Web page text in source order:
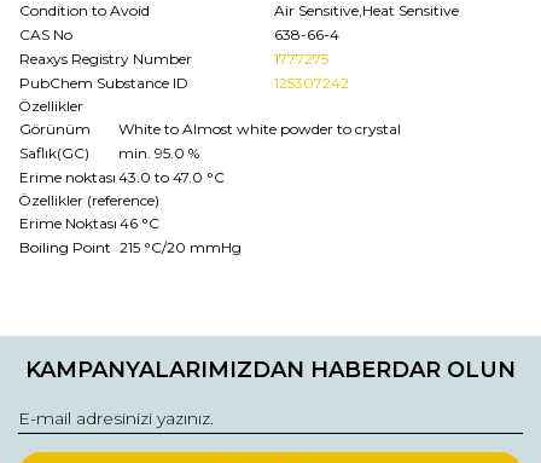
Condition to Avoid
Air Sensitive,Heat Sensitive
CAS No
638-66-4
Reaxys Registry Number
1777275
PubChem Substance ID
125307242
Özellikler
Görünüm
White to Almost white powder to crystal
Saflık(GC)
min. 95.0 %
Erime noktası 43.0 to 47.0 °C
Özellikler (reference)
Erime Noktası 46 °C
Boiling Point 215 °C/20 mmHg
konularda yetersiz gördüğünüz noktaları öneri formunu
Görüş ve önerileriniz için teşekkür ederiz.
Ürün resmi kalitesiz, bozuk veya görüntülenemiyor.
KAMPANYALARIMIZDAN HABERDAR OLUN